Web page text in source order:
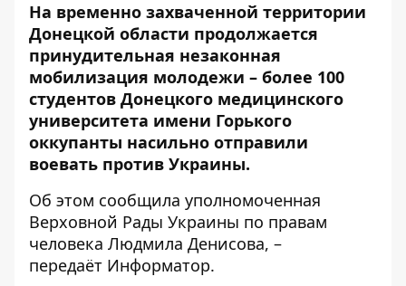
На временно захваченной территории
Донецкой области продолжается
принудительная незаконная
мобилизация молодежи – более 100
студентов Донецкого медицинского
университета имени Горького
оккупанты насильно отправили
воевать против Украины.
Об этом сообщила уполномоченная
Верховной Рады Украины по правам
человека Людмила Денисова, –
передаёт Информатор.